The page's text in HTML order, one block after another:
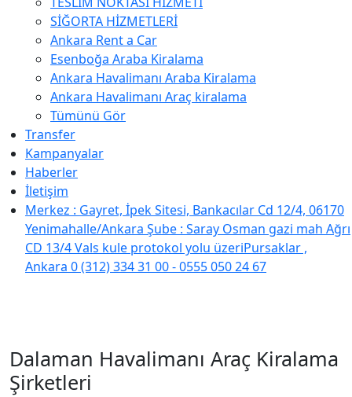
SİĞORTA HİZMETLERİ
Ankara Rent a Car
Esenboğa Araba Kiralama
Ankara Havalimanı Araba Kiralama
Ankara Havalimanı Araç kiralama
Tümünü Gör
Transfer
Kampanyalar
Haberler
İletişim
Merkez : Gayret, İpek Sitesi, Bankacılar Cd 12/4, 06170
Yenimahalle/Ankara Şube : Saray Osman gazi mah Ağrı
CD 13/4 Vals kule protokol yolu üzeriPursaklar ,
Ankara 0 (312) 334 31 00 - 0555 050 24 67
Dalaman Havalimanı Araç Kiralama
Şirketleri